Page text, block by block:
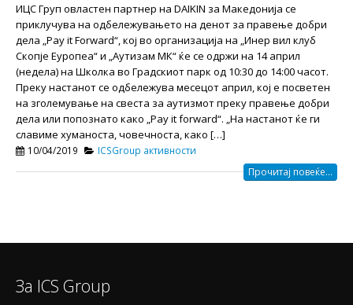
ИЦС Груп овластен партнер на DAIKIN за Македонија се
приклучува на одбележувањето на денот за правење добри
дела „Pay it Forward“, кој во организација на „Инер вил клуб
Скопје Еуропеа“ и „Аутизам МК“ ќе се одржи на 14 април
(недела) на Школка во Градскиот парк од 10:30 до 14:00 часот.
Преку настанот се одбележува месецот април, кој е посветен
на зголемување на свеста за аутизмот преку правење добри
дела или попознато како „Pay it forward“. „На настанот ќе ги
славиме хуманоста, човечноста, како […]
10/04/2019 ICSGroup активности
Прочитај повеќе...
За ICS Group